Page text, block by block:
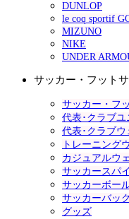
DUNLOP
le coq sportif
MIZUNO
NIKE
UNDER
サッカー・フット
サッカー・フ
代表･クラブユ
代表･クラブ
トレーニング
カジュアルウ
サッカースパ
サッカーボー
サッカーバッ
グッズ